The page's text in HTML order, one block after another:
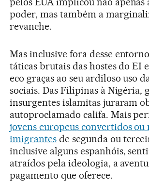
poder, mas também a
revanche.
Mas inclusive fora desse
táticas brutais das hostes do EI
eco graças ao seu ardiloso uso
sociais. Das Filipinas à Nigéria,
insurgentes islamitas juraram
autoproclamado califa. Mais
jovens europeus convertidos ou
imigrantesde segunda ou
inclusive alguns espanhóis,
atraídos pela ideologia, a
pagamento que oferece.